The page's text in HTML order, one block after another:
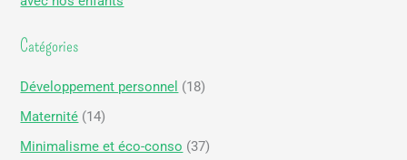
:Catégories
Développement personnel (18)
Maternité (14)
Minimalisme et éco-conso (37)